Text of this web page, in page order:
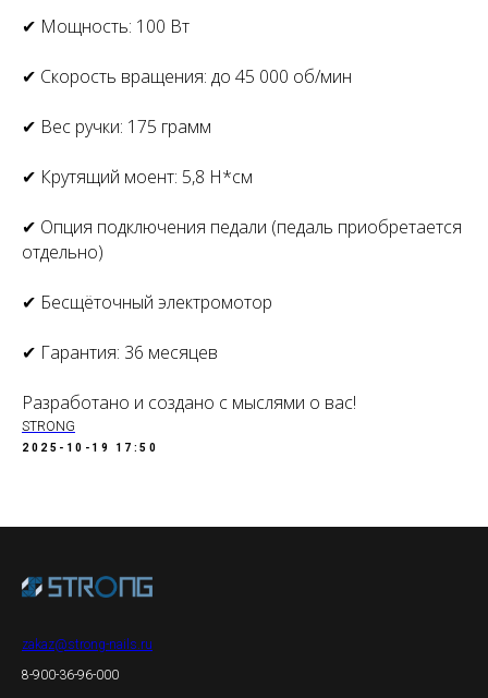
✔ Мощность: 100 Вт
✔ Скорость вращения: до 45 000 об/мин
✔ Вес ручки: 175 грамм
✔ Крутящий моент: 5,8 Н*см
✔ Опция подключения педали (педаль приобретается
отдельно)
✔ Бесщёточный электромотор
✔ Гарантия: 36 месяцев
Разработано и создано с мыслями о вас!
STRONG
2025-10-19 17:50
zakaz@strong-nails.ru
8-900-36-96-000